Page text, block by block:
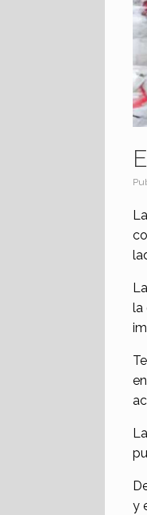
la
y